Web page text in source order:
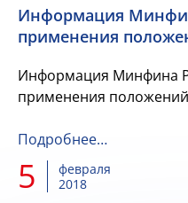
Информация
применения
Информация Минфина
применения
Подробнее…
5
февраля
2018